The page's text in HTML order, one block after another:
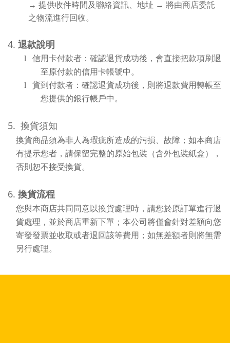
→ 提供收件時間及聯絡資訊、地址 → 將由商店委託
之物流進行回收。
4. 退款說明
l
信用卡付款者：確認退貨成功後，會直接把款項刷退
至原付款的信用卡帳號中。
l
貨到付款者：確認退貨成功後，則將退款費用轉帳至
您提供的銀行帳戶中。
5. 換貨須知
換貨商品須為非人為瑕疵所造成的污損、故障；如本商店
有提示您者，請保留完整的原始包裝（含外包裝紙盒），
否則恕不接受換貨。
6. 換貨流程
您與本商店共同同意以換貨處理時，請您於原訂單進行退
貨處理，並於商店重新下單；本公司將僅會針對差額向您
寄發發票並收取或者退回該等費用；如無差額者則將無需
另行處理。